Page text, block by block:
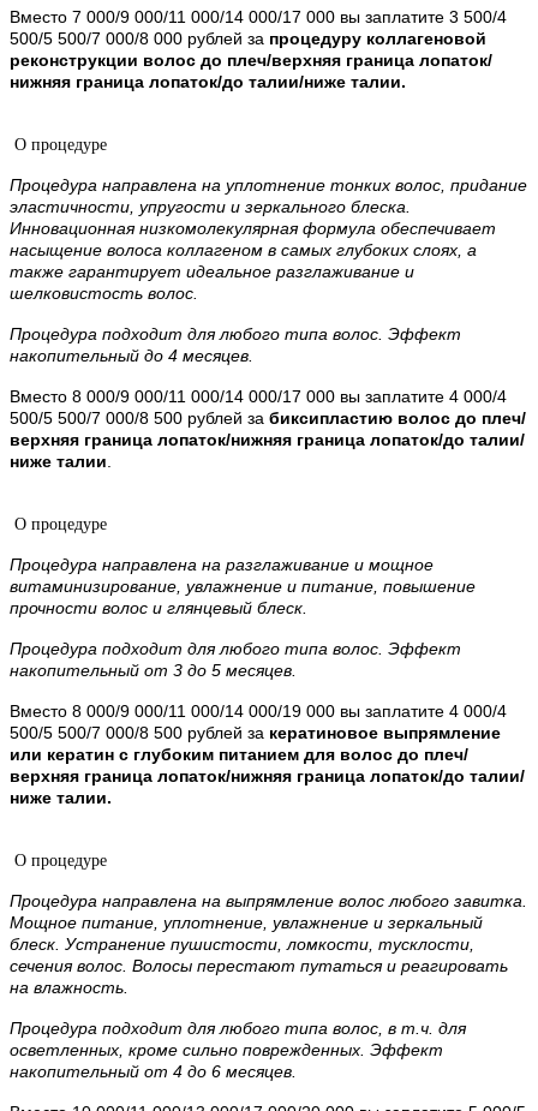
Вместо 7 000/9 000/11 000/14 000/17 000 вы заплатите 3 500/4
500/5 500/7 000/8 000 рублей за процедуру коллагеновой
реконструкции волос до плеч/верхняя граница лопаток/
нижняя граница лопаток/до талии/ниже талии.
О процедуре
Процедура направлена на уплотнение тонких волос, придание
эластичности, упругости и зеркального блеска.
Инновационная низкомолекулярная формула обеспечивает
насыщение волоса коллагеном в самых глубоких слоях, а
также гарантирует идеальное разглаживание и
шелковистость волос.
Процедура подходит для любого типа волос. Эффект
накопительный до 4 месяцев.
Вместо 8 000/9 000/11 000/14 000/17 000 вы заплатите 4 000/4
500/5 500/7 000/8 500 рублей за биксипластию волос до плеч/
верхняя граница лопаток/нижняя граница лопаток/до талии/
ниже талии
О процедуре
Процедура направлена на разглаживание и мощное
витаминизирование, увлажнение и питание, повышение
прочности волос и глянцевый блеск.
Процедура подходит для любого типа волос. Эффект
накопительный от 3 до 5 месяцев.
Вместо 8 000/9 000/11 000/14 000/19 000 вы заплатите 4 000/4
500/5 500/7 000/8 500 рублей за кератиновое выпрямление
или кератин с глубоким питанием для волос до плеч/
верхняя граница лопаток/нижняя граница лопаток/до талии/
ниже талии.
О процедуре
Процедура направлена на выпрямление волос любого завитка.
Мощное питание, уплотнение, увлажнение и зеркальный
блеск. Устранение пушистости, ломкости, тусклости,
сечения волос. Волосы перестают путаться и реагировать
на влажность.
Процедура подходит для любого типа волос, в т.ч. для
осветленных, кроме сильно поврежденных. Эффект
накопительный от 4 до 6 месяцев.